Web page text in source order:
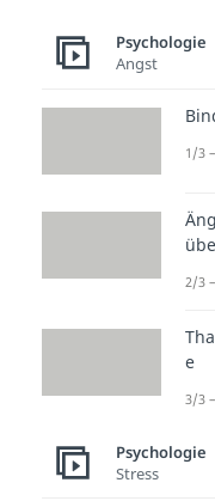
Du
Psychologie
Angst
1/3
2/3
e
3/3
Psychologie
Stress